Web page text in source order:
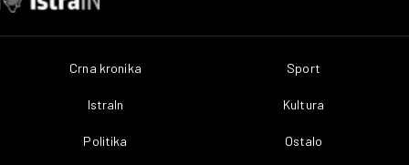
Crna kronika
IstraIn
Politika
Sport
Kultura
Ostalo